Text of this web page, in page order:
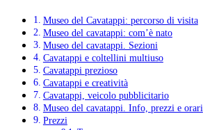
Museo del Cavatappi: percorso di visita
Museo del cavatappi: com’è nato
Museo del cavatappi. Sezioni
Cavatappi e coltellini multiuso
Cavatappi prezioso
Cavatappi e creatività
Cavatappi, veicolo pubblicitario
Museo del cavatappi. Info, prezzi e orari
Prezzi